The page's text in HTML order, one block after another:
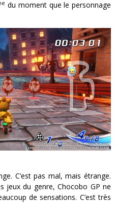
du moment que le personnage
C’est pas mal, mais étrange.
jeux du genre, Chocobo GP ne
de sensations. C’est très